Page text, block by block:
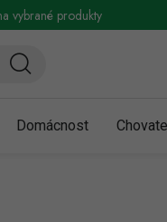
Obchodní podmínky
vybrané produkty
Domácnost